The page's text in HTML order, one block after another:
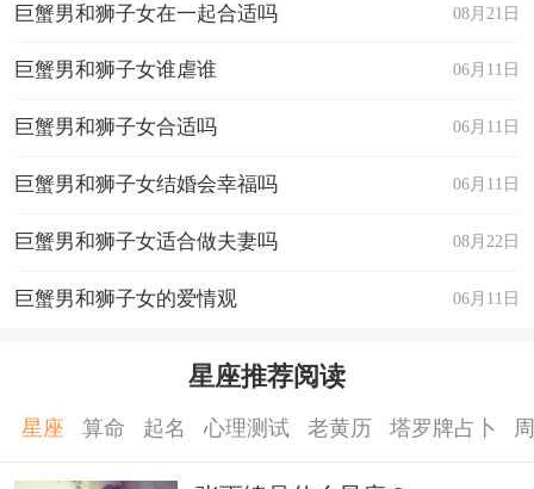
08月21日
巨蟹男和狮子女在一起合适吗
06月11日
巨蟹男和狮子女谁虐谁
06月11日
巨蟹男和狮子女合适吗
06月11日
巨蟹男和狮子女结婚会幸福吗
08月22日
巨蟹男和狮子女适合做夫妻吗
06月11日
巨蟹男和狮子女的爱情观
星座推荐阅读
星座 算命 起名 心理测试 老黄历 塔罗牌占卜